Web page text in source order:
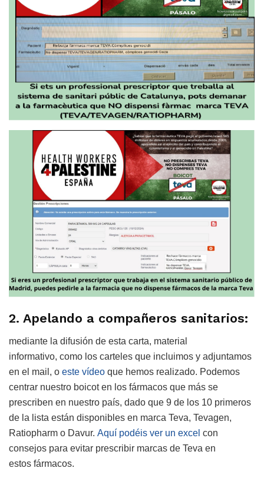
2. Apelando a compañeros sanitarios:
mediante la difusión de esta carta, material
informativo, como los carteles que incluimos y adjuntamos
en el mail, o este vídeo que hemos realizado. Podemos
centrar nuestro boicot en los fármacos que más se
prescriben en nuestro país, dado que 9 de los 10 primeros
de la lista están disponibles en marca Teva, Tevagen,
Ratiopharm o Davur. Aquí podéis ver un excel con
consejos para evitar prescribir marcas de Teva en
estos fármacos.